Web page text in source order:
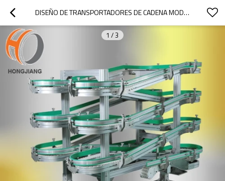
DISEÑO DE TRANSPORTADORES DE CADENA MODULAR FLEXLINK, TRANSPORTADOR ESPIRAL FLEXLINK
1 /3